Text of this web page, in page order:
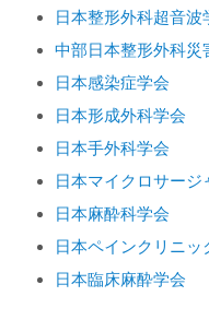
日本整形外科超音波
中部日本整形外科災
日本感染症学会
日本形成外科学会
日本手外科学会
日本マイクロサージ
日本麻酔科学会
日本ペインクリニッ
日本臨床麻酔学会